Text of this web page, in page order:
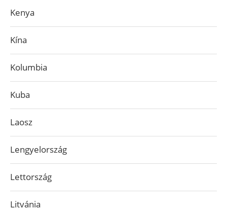
Kenya
Kína
Kolumbia
Kuba
Laosz
Lengyelország
Lettország
Litvánia